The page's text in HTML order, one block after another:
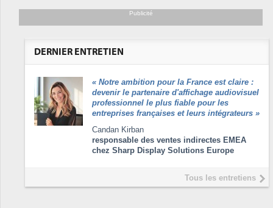
Publicité
DERNIER ENTRETIEN
« Notre ambition pour la France est claire :
devenir le partenaire d'affichage audiovisuel
professionnel le plus fiable pour les
entreprises françaises et leurs intégrateurs »
Candan Kirban
responsable des ventes indirectes EMEA
chez Sharp Display Solutions Europe
Tous les entretiens